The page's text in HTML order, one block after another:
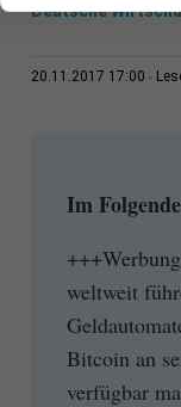
Deutsche
20.11.2017 17:00
Im
weltweit
Bitcoin an
verfügbar